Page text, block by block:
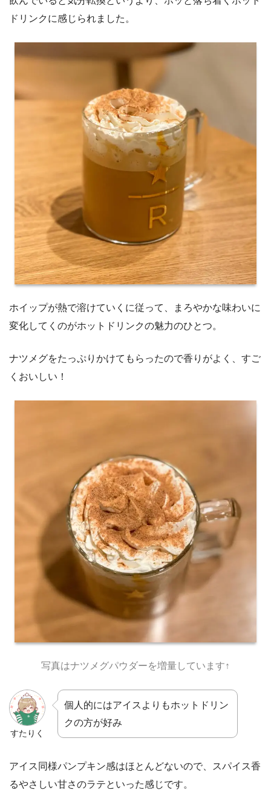
ドリンクに感じられました。
ホイップが熱で溶けていくに従って、まろやかな味わいに
変化してくのがホットドリンクの魅力のひとつ。
ナツメグをたっぷりかけてもらったので香りがよく、すご
くおいしい！
写真はナツメグパウダーを増量しています↑
すたりく
個人的にはアイスよりもホットドリン
クの方が好み
アイス同様パンプキン感はほとんどないので、スパイス香
るやさしい甘さのラテといった感じです。